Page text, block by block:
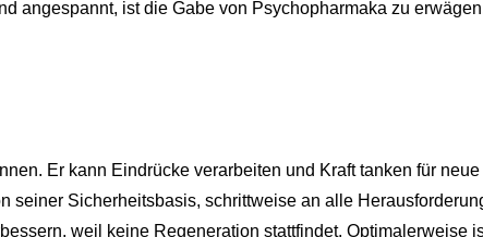
angespannt, ist die Gabe von Psychopharmaka zu
Er kann Eindrücke verarbeiten und Kraft tanken für neue
seiner Sicherheitsbasis, schrittweise an alle
weil keine Regeneration stattfindet. Optimalerweise